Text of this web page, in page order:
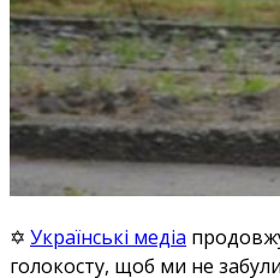
✡️ Українські медіа
голокосту, щоб ми не